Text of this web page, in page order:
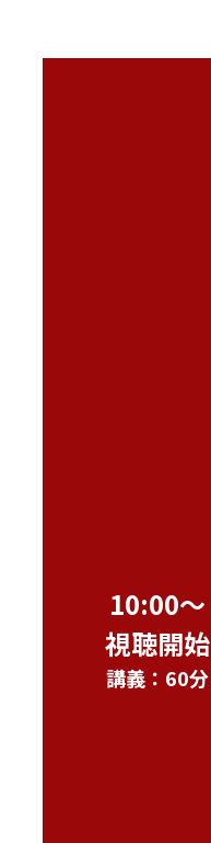
10:00～
視聴開始
講義：60分